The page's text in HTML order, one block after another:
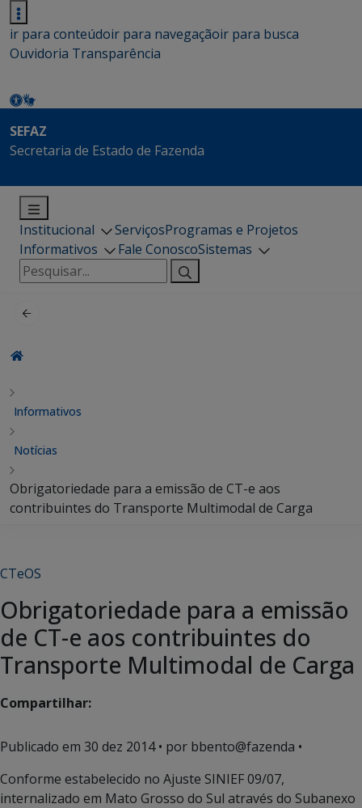
ir para conteúdoir para navegaçãoir para busca
Ouvidoria Transparência
SEFAZ
Secretaria de Estado de Fazenda
Institucional ServiçosProgramas e Projetos
Informativos
Fale ConoscoSistemas
Pesquisar
por:
Informativos
Notícias
Obrigatoriedade para a emissão de CT-e aos
contribuintes do Transporte Multimodal de Carga
CTeOS
Obrigatoriedade para a emissão
de CT-e aos contribuintes do
Transporte Multimodal de Carga
Compartilhar:
Publicado em 30 dez 2014• por bbento@fazenda •
Conforme estabelecido no Ajuste SINIEF 09/07,
internalizado em Mato Grosso do Sul através do Subanexo